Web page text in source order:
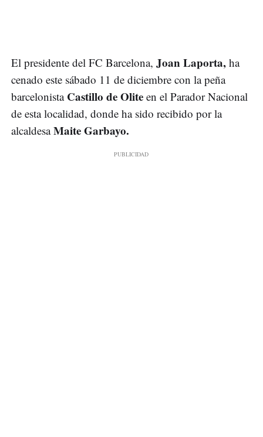
El presidente del FC Barcelona, Joan Laporta, ha
cenado este sábado 11 de diciembre con la peña
barcelonista Castillo de Olite en el Parador Nacional
de esta localidad, donde ha sido recibido por la
alcaldesaMaite Garbayo.